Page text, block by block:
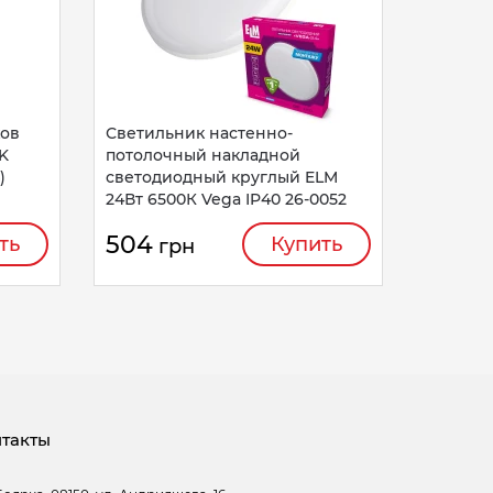
Светильник настенно-
потолочный накладной
светодиодный круглый ELM
24Вт 6500К Vega IP40 26-0052
504 грн Купить